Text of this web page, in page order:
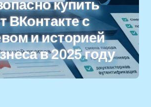
купить
ВКонтакте с
и историей
в 2025 году